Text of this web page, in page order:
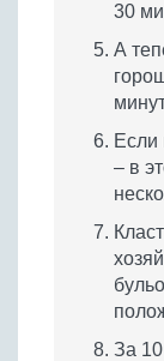
30
А
Если
– в
За